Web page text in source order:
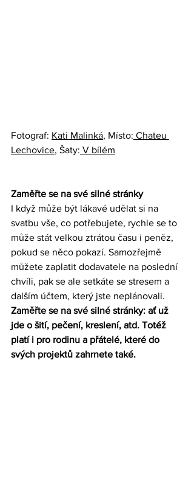
Fotograf: Kati Malinká, Místo: Chateu
Lechovice, Šaty: V bílém
Zaměřte se na své silné stránky
I když může být lákavé udělat si na
svatbu vše, co potřebujete, rychle se to
může stát velkou ztrátou času i peněz,
pokud se něco pokazí. Samozřejmě
můžete zaplatit dodavatele na poslední
chvíli, pak se ale setkáte se stresem a
dalším účtem, který jste neplánovali.
Zaměřte se na své silné stránky: ať už
jde o šití, pečení, kreslení, atd. Totéž
platí i pro rodinu a přátelé, které do
svých projektů zahrnete také.